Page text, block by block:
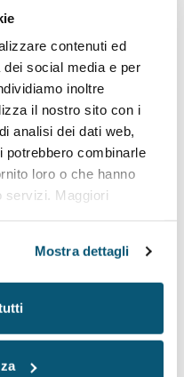
contenuti ed
social media e per
inoltre
il nostro sito con i
analisi dei dati web,
potrebbero combinarle
loro o che hanno
servizi. Maggiori
Mostra dettagli
Emmetreper il
Assistenza Tecnico
comeRC IT Cooling, MTA
,Fiocchetti, Balture
si estende anche a
come
Carrier, Eurochiller